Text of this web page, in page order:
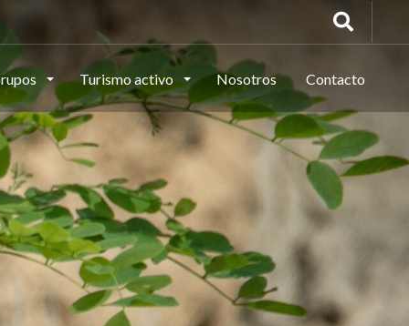
Turismo activo Nosotros Contacto